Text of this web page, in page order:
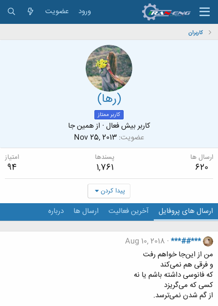
ورود عضویت
کاربران
(رها)
کاربر ممتاز
کاربر بیش فعال · ازهمین جا
عضویت Nov 25, 2013
ارسال ها
620
پسندها
1,761
امتیاز
94
پیدا کردن
ارسال های پروفایل آخرین فعالیت ارسال ها درباره
***##***
Aug 10, 2018
من از این‌جا خواهم رفت
و فرقی هم نمی‌کند
که فانوسی داشته باشم یا نه
کسی که می‌گریزد
از گم شدن نمی‌ترسد.